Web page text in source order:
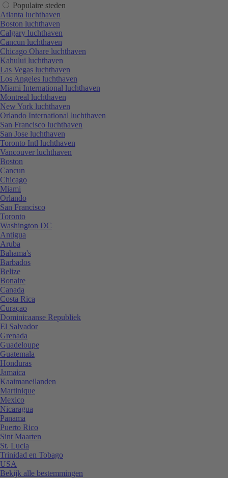
Populaire steden
Atlanta luchthaven
Boston luchthaven
Calgary luchthaven
Cancun luchthaven
Chicago Ohare luchthaven
Kahului luchthaven
Las Vegas luchthaven
Los Angeles luchthaven
Miami International luchthaven
Montreal luchthaven
New York luchthaven
Orlando International luchthaven
San Francisco luchthaven
San Jose luchthaven
Toronto Intl luchthaven
Vancouver luchthaven
Boston
Cancun
Chicago
Miami
Orlando
San Francisco
Toronto
Washington DC
Antigua
Aruba
Bahama's
Barbados
Belize
Bonaire
Canada
Costa Rica
Curaçao
Dominicaanse Republiek
El Salvador
Grenada
Guadeloupe
Guatemala
Honduras
Jamaica
Kaaimaneilanden
Martinique
Mexico
Nicaragua
Panama
Puerto Rico
Sint Maarten
St. Lucia
Trinidad en Tobago
USA
Bekijk alle bestemmingen